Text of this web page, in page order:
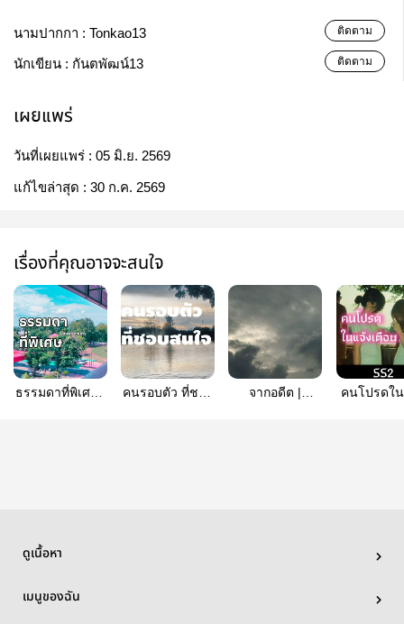
นามปากกา : Tonkao13 ติดตาม
นักเขียน : กันตพัฒน์13 ติดตาม
เผยแพร่
วันที่เผยแพร่ : 05 มิ.ย. 2569
แก้ไขล่าสุด : 30 ก.ค. 2569
เรื่องที่คุณอาจจะสนใจ
ธรรมดาที่พิเศษ |
คนรอบตัว ที่ชอบ
จากอดีต |
คนโปรดใ
ดูเนื้อหา
เมนูของฉัน